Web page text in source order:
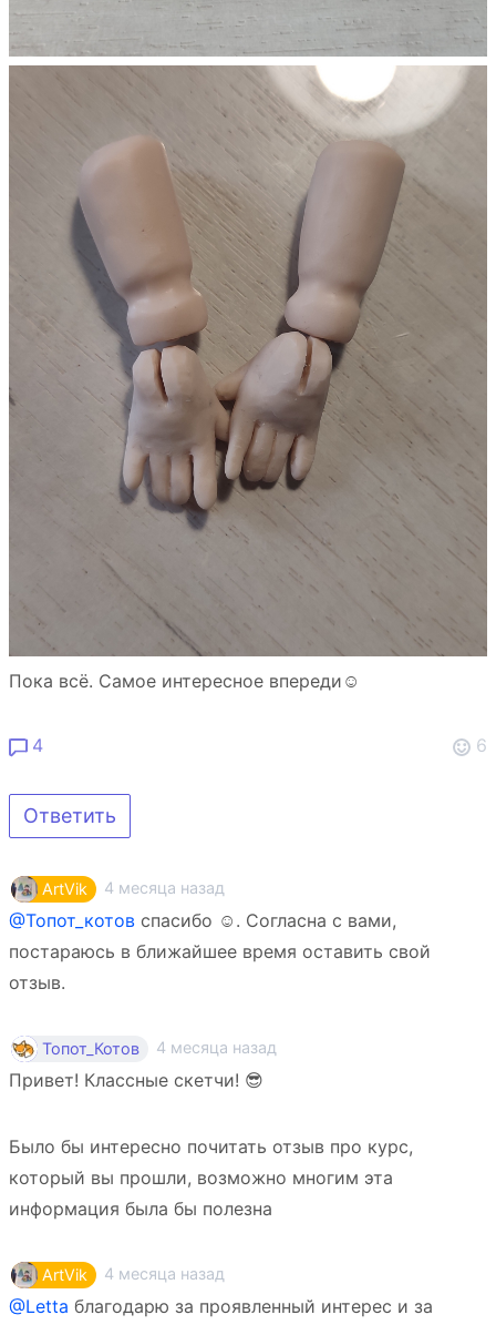
Пока всё. Самое интересное впереди☺
4 6
Ответить
ArtVik 4 месяца назад
@Топот_котов спасибо ☺. Согласна с вами,
постараюсь в ближайшее время оставить свой
отзыв.
Топот_Котов 4 месяца назад
Привет! Классные скетчи! 😎
Было бы интересно почитать отзыв про курс,
который вы прошли, возможно многим эта
информация была бы полезна
ArtVik 4 месяца назад
@Letta благодарю за проявленный интерес и за